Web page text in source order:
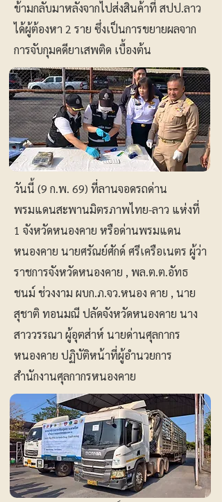
ข้ามกลับมาหลังจากไปส่งสินค้าที่ สปป.ลาว
ได้ผู้ต้องหา 2 ราย ซึ่งเป็นการขยายผลจาก
การจับกุมคดียาเสพติด เบื้องต้น
วันนี้ (9 ก.พ. 69) ที่ลานจอดรถด่าน
พรมแดนสะพานมิตรภาพไทย-ลาว แห่งที่
1 จังหวัดหนองคาย หรือด่านพรมแดน
หนองคาย นายศรัณย์ศักด์ ศรีเครือเนตร ผู้ว่า
ราชการจังหวัดหนองคาย , พล.ต.ต.อัทธ
ชนม์ ช่วงงาม ผบก.ภ.จว.หนอง คาย , นาย
สุชาติ ทอนมณี ปลัดจังหวัดหนองคาย นาง
สาววรรณา ผู้อุตส่าห์ นายด่านศุลกากร
หนองคาย ปฏิบัติหน้าที่ผู้อำนวยการ
สำนักงานศุลกากรหนองคาย